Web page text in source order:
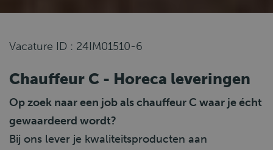
Vacature ID : 24IM01510-6
Chauffeur C - Horeca leveringen
Op zoek naar een job als chauffeur C waar je écht
gewaardeerd wordt?
Bij ons lever je kwaliteitsproducten aan